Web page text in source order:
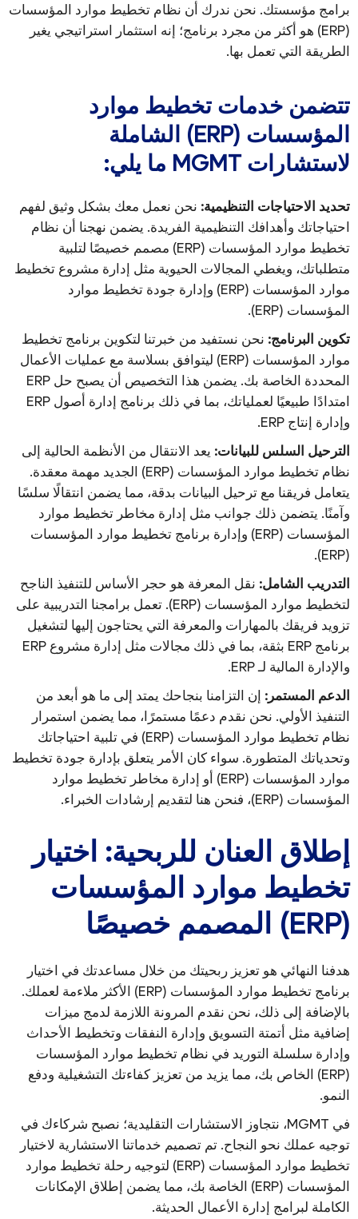
برامج مؤسستك. نحن ندرك أن نظام تخطيط موارد المؤسسات
(ERP) هو أكثر من مجرد برنامج؛ إنه استثمار استراتيجي يغير
الطريقة التي تعمل بها.
تتضمن خدمات تخطيط موارد
المؤسسات (ERP) الشاملة
لاستشارات MGMT ما يلي:
تحديد الاحتياجات التنظيمية: نحن نعمل معك بشكل وثيق لفهم
احتياجاتك وأهدافك التنظيمية الفريدة. يضمن نهجنا أن نظام
تخطيط موارد المؤسسات (ERP) مصمم خصيصًا لتلبية
متطلباتك، ويغطي المجالات الحيوية مثل إدارة مشروع تخطيط
موارد المؤسسات (ERP) وإدارة جودة تخطيط موارد
المؤسسات (ERP).
تكوين البرنامج: نحن نستفيد من خبرتنا لتكوين برنامج تخطيط
موارد المؤسسات (ERP) ليتوافق بسلاسة مع عمليات الأعمال
المحددة الخاصة بك. يضمن هذا التخصيص أن يصبح حل ERP
امتدادًا طبيعيًا لعملياتك، بما في ذلك برنامج إدارة أصول ERP
وإدارة إنتاج ERP.
الترحيل السلس للبيانات: يعد الانتقال من الأنظمة الحالية إلى
نظام تخطيط موارد المؤسسات (ERP) الجديد مهمة معقدة.
يتعامل فريقنا مع ترحيل البيانات بدقة، مما يضمن انتقالًا سلسًا
وآمنًا. يتضمن ذلك جوانب مثل إدارة مخاطر تخطيط موارد
المؤسسات (ERP) وإدارة برنامج تخطيط موارد المؤسسات
(ERP).
التدريب الشامل: نقل المعرفة هو حجر الأساس للتنفيذ الناجح
لتخطيط موارد المؤسسات (ERP). تعمل برامجنا التدريبية على
تزويد فريقك بالمهارات والمعرفة التي يحتاجون إليها لتشغيل
برنامج ERP بثقة، بما في ذلك مجالات مثل إدارة مشروع ERP
والإدارة المالية لـ ERP.
الدعم المستمر: إن التزامنا بنجاحك يمتد إلى ما هو أبعد من
التنفيذ الأولي. نحن نقدم دعمًا مستمرًا، مما يضمن استمرار
نظام تخطيط موارد المؤسسات (ERP) في تلبية احتياجاتك
وتحدياتك المتطورة. سواء كان الأمر يتعلق بإدارة جودة تخطيط
موارد المؤسسات (ERP) أو إدارة مخاطر تخطيط موارد
المؤسسات (ERP)، فنحن هنا لتقديم إرشادات الخبراء.
إطلاق العنان للربحية: اختيار
تخطيط موارد المؤسسات
(ERP) المصمم خصيصًا
هدفنا النهائي هو تعزيز ربحيتك من خلال مساعدتك في اختيار
برنامج تخطيط موارد المؤسسات (ERP) الأكثر ملاءمة لعملك.
بالإضافة إلى ذلك، نحن نقدم المرونة اللازمة لدمج ميزات
إضافية مثل أتمتة التسويق وإدارة النفقات وتخطيط الأحداث
وإدارة سلسلة التوريد في نظام تخطيط موارد المؤسسات
(ERP) الخاص بك، مما يزيد من تعزيز كفاءتك التشغيلية ودفع
النمو.
في MGMT، نتجاوز الاستشارات التقليدية؛ نصبح شركاءك في
توجيه عملك نحو النجاح. تم تصميم خدماتنا الاستشارية لاختيار
تخطيط موارد المؤسسات (ERP) لتوجيه رحلة تخطيط موارد
المؤسسات (ERP) الخاصة بك، مما يضمن إطلاق الإمكانات
الكاملة لبرامج إدارة الأعمال الحديثة.